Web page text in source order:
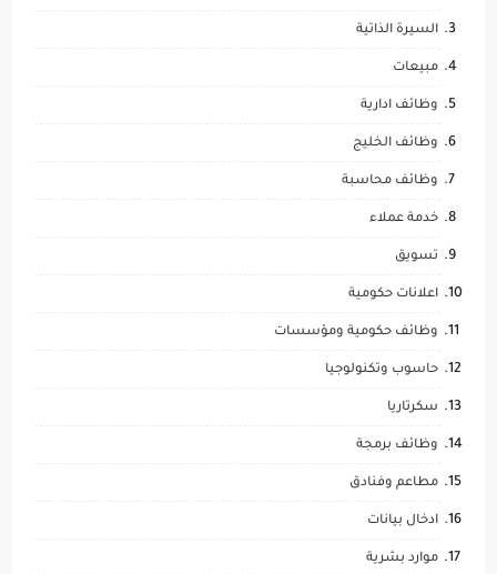
السيرة الذاتية
مبيعات
وظائف ادارية
وظائف الخليج
وظائف محاسبة
خدمة عملاء
تسويق
اعلانات حكومية
وظائف حكومية ومؤسسات
حاسوب وتكنولوجيا
سكرتاريا
وظائف برمجة
مطاعم وفنادق
ادخال بيانات
موارد بشرية